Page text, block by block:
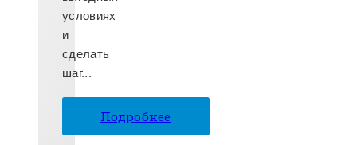
условиях
и
сделать
шаг...
Подробнее